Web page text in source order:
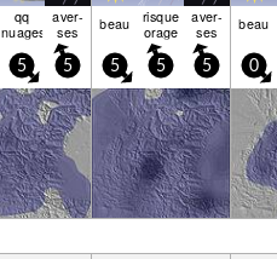
qq
nuages
aver­
ses beau risque
orage
aver­
ses beau
5 5 5 5 5 0